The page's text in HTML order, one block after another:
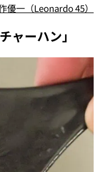
優一（Leonardo 45）
ャーハン」